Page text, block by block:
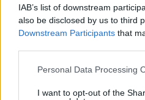
IAB’s list of downstream
also be disclosed by us to third
Downstream Participants that
Please note that this website/
not limited to your visit or usage
Personal Data Processing
I want to opt-out of the
Συγκρίνουμε τα δύο πιο
κερδίζει τη μάχη;
πριν 21 λεπτά
Περιφέρεια Αττικής: Τα έξι
ψηφιακή μετάβαση των
Στηρίζουμε τις παραγωγικές
πριν 22 λεπτά